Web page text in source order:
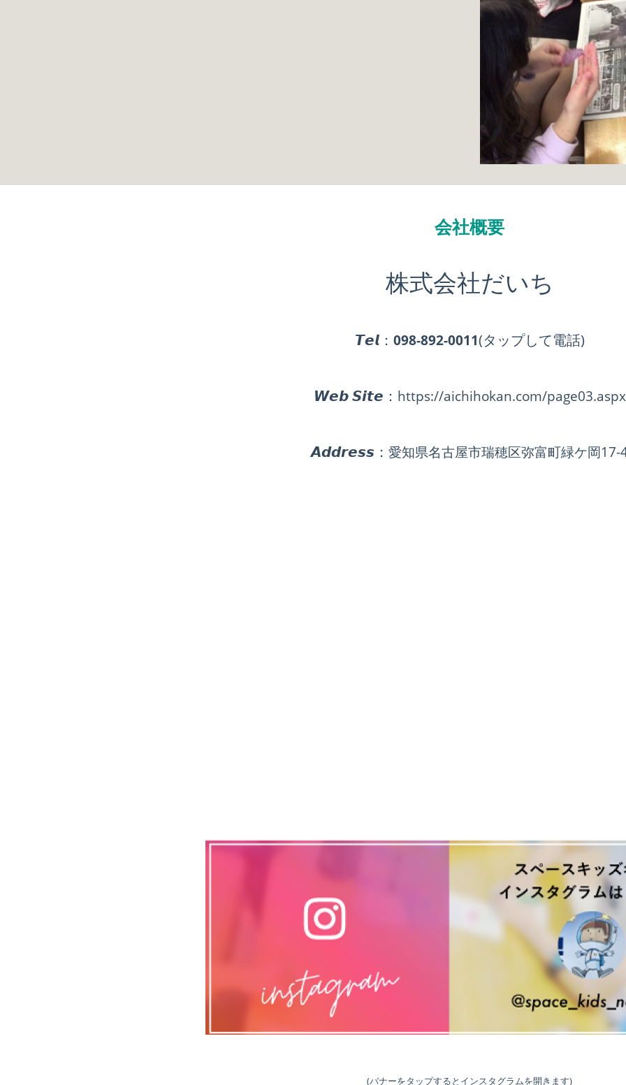
会社概要
株式会社だいち
𝙏𝙚𝙡： 098-892-0011(タップして電話)
𝙒𝙚𝙗 𝙎𝙞𝙩𝙚： https://aichihokan.com/page03.aspx
𝘼𝙙𝙙𝙧𝙚𝙨𝙨： 愛知県名古屋市瑞穂区弥富町緑ケ岡17-
(バナーをタップするとインスタグラムを開きます)